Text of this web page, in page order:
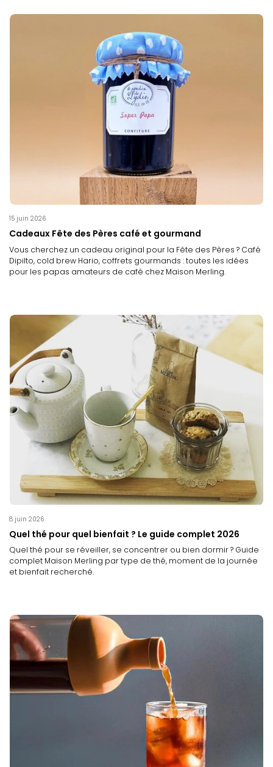
15 juin 2026
Cadeaux Fête des Pères café et gourmand
Vous cherchez un cadeau original pour la Fête des Pères ? Café
Dipilto, cold brew Hario, coffrets gourmands : toutes les idées
pour les papas amateurs de café chez Maison Merling.
8 juin 2026
Quel thé pour quel bienfait ? Le guide complet 2026
Quel thé pour se réveiller, se concentrer ou bien dormir ? Guide
complet Maison Merling par type de thé, moment de la journée
et bienfait recherché.